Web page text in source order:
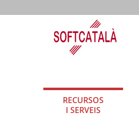
RECURSOS
I SERVEIS